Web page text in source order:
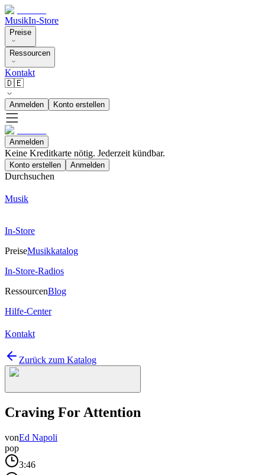
MusikIn-Store
Preise
Ressourcen
Kontakt
🇩🇪
Anmelden Konto erstellen
Anmelden
Keine Kreditkarte nötig. Jederzeit kündbar.
Konto erstellen Anmelden
Durchsuchen
Musik
In-Store
PreiseMusikkatalog
In-Store-Radios
RessourcenBlog
Hilfe-Center
Kontakt
Zurück zum Katalog
Craving For Attention
vonEd Napoli
pop
3:46